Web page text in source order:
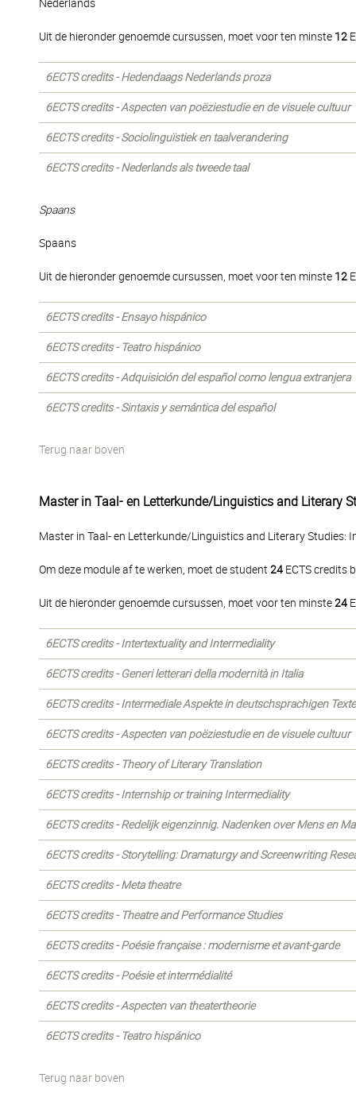
Nederlands
Uit de hieronder genoemde cursussen, moet voor ten minste 12
6ECTS credits - Hedendaags Nederlands proza
6ECTS credits - Aspecten van poëziestudie en de visuele cultuur
6ECTS credits - Sociolinguïstiek en taalverandering
6ECTS credits - Nederlands als tweede taal
Spaans
Spaans
Uit de hieronder genoemde cursussen, moet voor ten minste 12
6ECTS credits - Ensayo hispánico
6ECTS credits - Teatro hispánico
6ECTS credits - Adquisición del español como lengua extranjera
6ECTS credits - Sintaxis y semántica del español
Terug naar boven
Master in Taal- en Letterkunde/Linguistics and Literary
Master in Taal- en Letterkunde/Linguistics and Literary
Om deze module af te werken, moet de student 24 ECTS credits
Uit de hieronder genoemde cursussen, moet voor ten minste24
6ECTS credits - Intertextuality and Intermediality
6ECTS credits - Generi letterari della modernità in Italia
6ECTS credits - Intermediale Aspekte in deutschsprachigen
6ECTS credits - Aspecten van poëziestudie en de visuele cultuur
6ECTS credits - Theory of Literary Translation
6ECTS credits - Internship or training Intermediality
6ECTS credits - Redelijk eigenzinnig. Nadenken over Mens en
6ECTS credits - Storytelling: Dramaturgy and Screenwriting
6ECTS credits - Meta theatre
6ECTS credits - Theatre and Performance Studies
6ECTS credits - Poésie française : modernisme et avant-garde
6ECTS credits - Poésie et intermédialité
6ECTS credits - Aspecten van theatertheorie
6ECTS credits - Teatro hispánico
Terug naar boven